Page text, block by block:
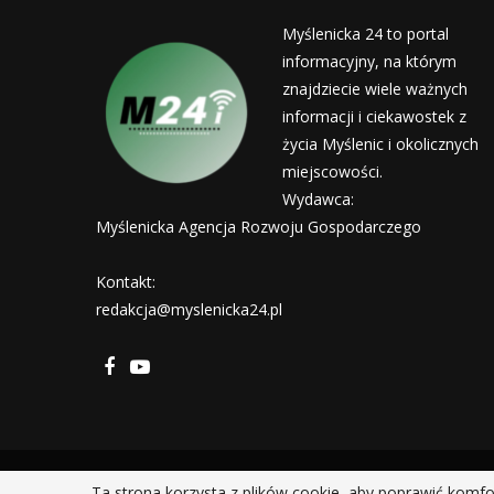
Myślenicka 24 to portal
informacyjny, na którym
znajdziecie wiele ważnych
informacji i ciekawostek z
życia Myślenic i okolicznych
miejscowości.
Wydawca:
Myślenicka Agencja Rozwoju Gospodarczego
Kontakt:
redakcja@myslenicka24.pl